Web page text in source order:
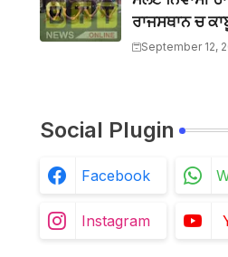
ਰਾਜਸਥਾਨ ਚ
ਦਰਜਨ ਵਾਹਨ
September 12,
Social Plugin
Facebook
Instagram